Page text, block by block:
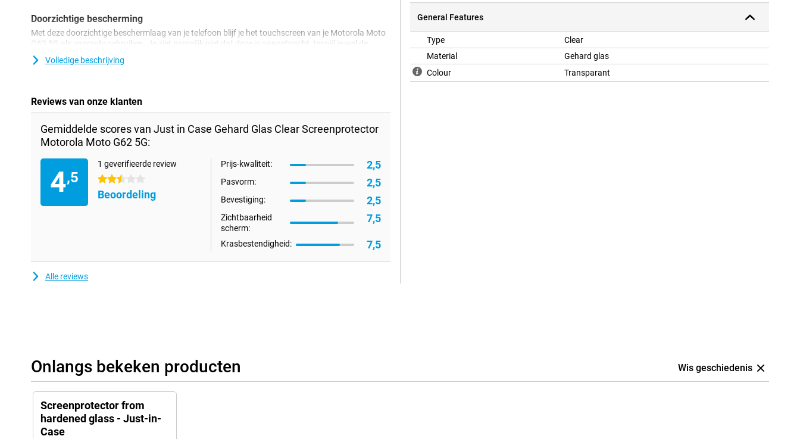
Doorzichtige bescherming
Met deze doorzichtige beschermlaag van je telefoon blijf je het touchscreen van je Motorola Moto
G62 5G als vanouds gebruiken. Je ziet namelijk niet dat deze is aangebracht, terwijl je wel de
voordelen van deze screenprotector hebt.
Volledige beschrijving
Reviews van onze klanten
Gemiddelde scores van Just in Case Gehard Glas Clear Screenprotector
Motorola Moto G62 5G:
4,5
1 geverifieerde review
2.5 sterren
Beoordeling
Prijs-kwaliteit: 2,5
Pasvorm: 2,5
Bevestiging: 2,5
Zichtbaarheid
scherm:
7,5
Krasbestendigheid: 7,5
Alle reviews
General Features
Type
Clear
Material
Gehard glas
Colour
Transparant
Onlangs bekeken producten Wis geschiedenis
Screenprotector from
hardened glass - Just-in-
Case